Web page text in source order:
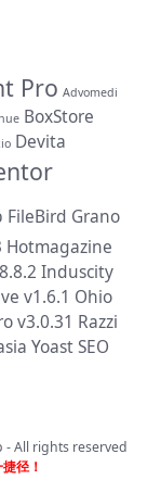
Pro Advomedi
BoxStore
Devita
FileBird Grano
Hotmagazine
Induscity
v1.6.1 Ohio
v3.0.31 Razzi
Yoast SEO
- All rights reserved
径！